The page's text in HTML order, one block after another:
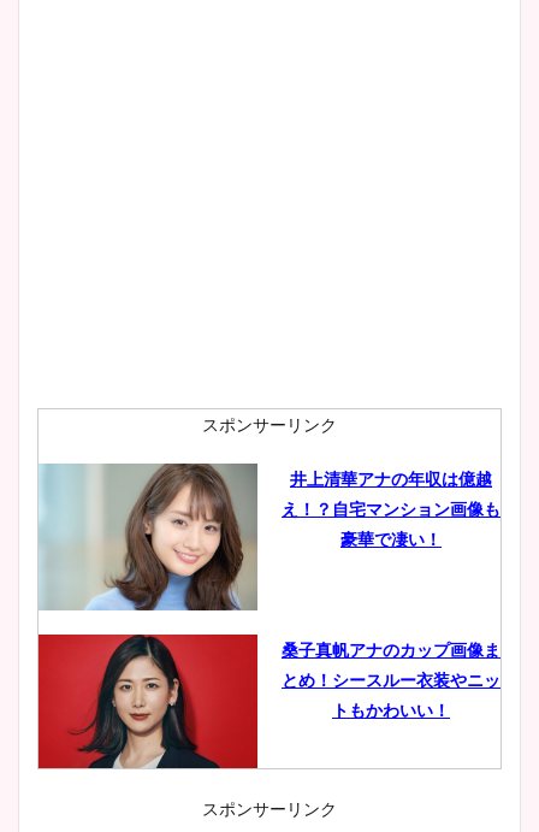
スポンサーリンク
井上清華アナの年収は億越
え！？自宅マンション画像も
豪華で凄い！
桑子真帆アナのカップ画像ま
とめ！シースルー衣装やニッ
トもかわいい！
小室瑛莉子のカップ画像まと
スポンサーリンク